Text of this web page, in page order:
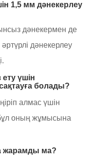
1,5 мм дәнекерлеу
дәнекермен де
дәнекерлеу
үшін
болады?
алмас үшін
оның жұмысына
жарамды ма?